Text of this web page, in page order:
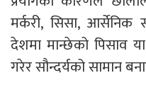
मर्करी, सिसा,
देशमा मान्छेको पिसाव
गरेर सौन्दर्यको सामान